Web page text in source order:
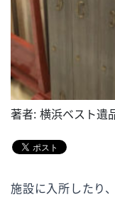
著者： 横浜ベスト遺
施設に入所したり